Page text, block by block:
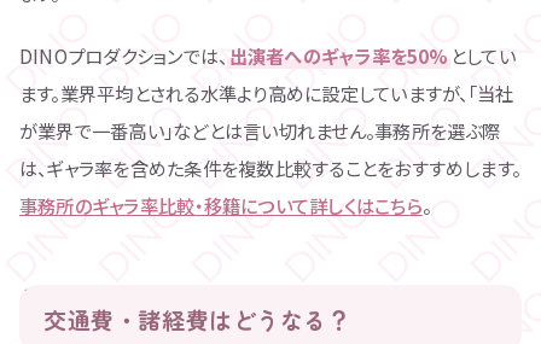
DINOプロダクションでは、 出演者へのギャラ率を50% としてい
ます。業界平均とされる水準より高めに設定していますが、「当社
が業界で一番高い」などとは言い切れません。事務所を選ぶ際
は、ギャラ率を含めた条件を複数比較することをおすすめします。
事務所のギャラ率比較・移籍について詳しくはこちら。
交通費・諸経費はどうなる？